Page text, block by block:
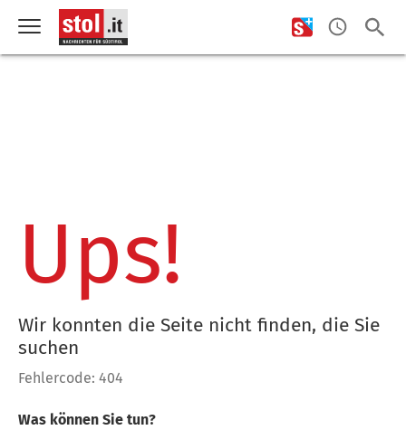
Ups!
Wir konnten die Seite nicht finden, die Sie
suchen
Fehlercode: 404
Was können Sie tun?